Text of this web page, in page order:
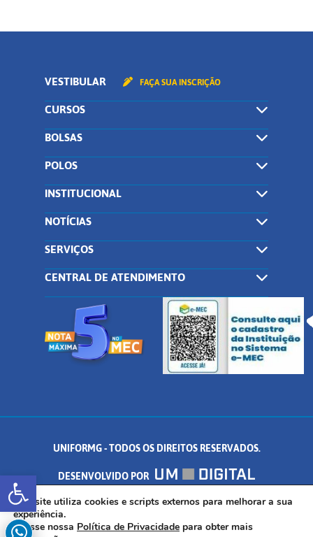
Abrir a barra de ferramentas
VESTIBULAR FAÇA SUA INSCRIÇÃO
CURSOS
BOLSAS
POLOS
INSTITUCIONAL
NOTÍCIAS
SERVIÇOS
CENTRAL DE ATENDIMENTO
UNIFORMG - TODOS OS DIREITOS RESERVADOS.
DESENVOLVIDO POR
AV. DR. ARNALDO DE SENNA, 328 - PALMEIRAS, FORMIGA/MG - CEP:
35.574.530
Este site utiliza cookies e scripts externos para melhorar a sua
experiência.
Acesse nossa Política de Privacidade para obter mais